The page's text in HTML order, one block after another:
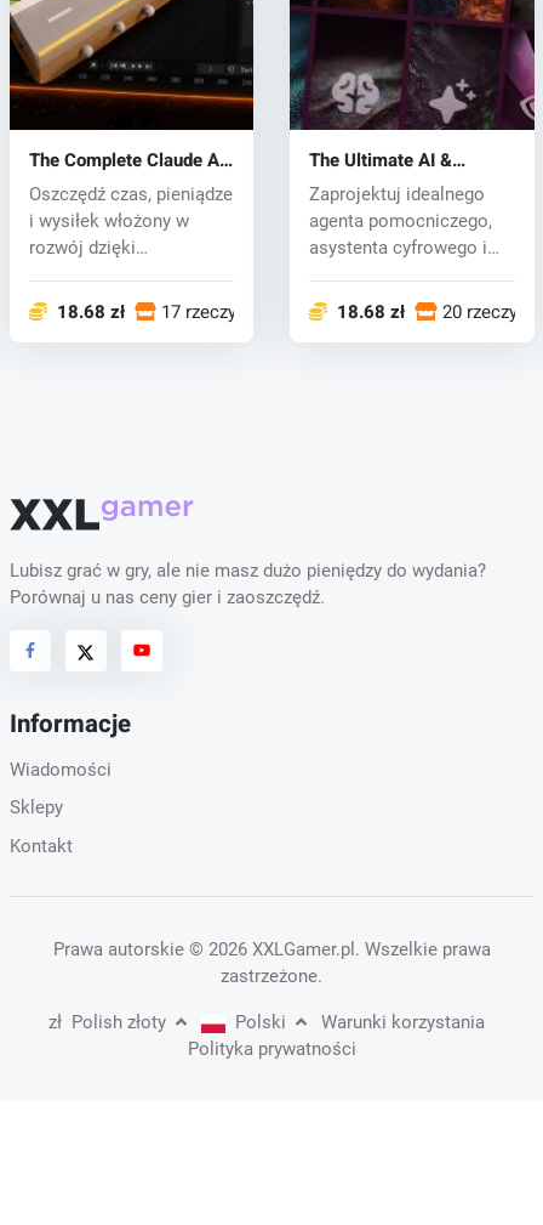
The Complete Claude AI
for Blender Bundle
Oszczędź czas, pieniądze
i wysiłek włożony w
rozwój dzięki
18.68 zł 17 rzeczy
The Ultimate AI &
Machine Learning
Bundle
Zaprojektuj idealnego
agenta pomocniczego,
asystenta cyfrowego i
18.68 zł 20 rzeczy
Lubisz grać w gry, ale nie masz dużo pieniędzy do wydania?
Porównaj u nas ceny gier i zaoszczędź.
Informacje
Wiadomości
Sklepy
Kontakt
Prawa autorskie © 2026 XXLGamer.pl . Wszelkie prawa
zastrzeżone.
zł Polish złoty Polski
Warunki korzystania
Polityka prywatności